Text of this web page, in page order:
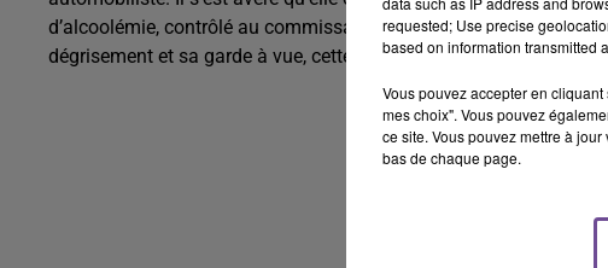
d’alcoolémie, contrôlé au commissariat, a révélé la présence
dégrisement et sa garde à vue, cette femme a écopé d’une
requested; Use precise
based on information transmitted
Vous pouvez accepter en
mes choix". Vous pouvez
ce site. Vous pouvez mettre à
bas de chaque page.